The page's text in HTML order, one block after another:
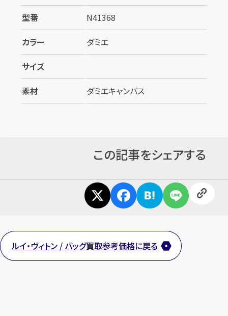
カンタン 無料
最短1分！今すぐ査定金額をお伝えいた
【総合受付】24時間・年中無休(年末年
始除く)
型番
N41368
カラー
ダミエ
サイズ
素材
ダミエキャンバス
この記事をシェアする
ルイ・ヴィトン / バッグ買取参考価格に戻る